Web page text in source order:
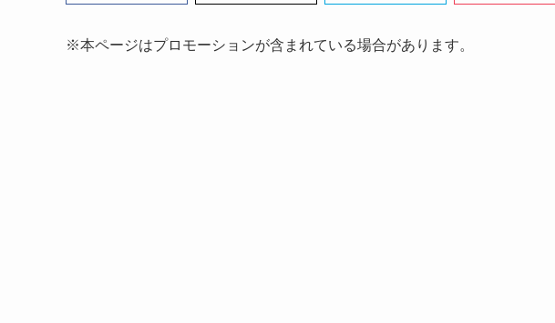
※本ページはプロモーションが含まれている場合があります。